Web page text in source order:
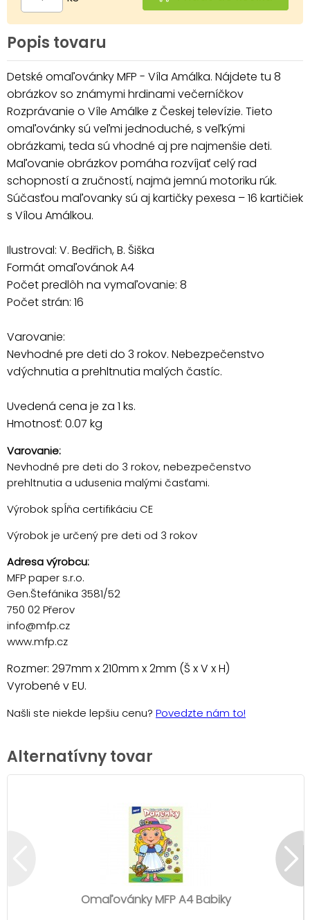
Popis tovaru
Detské omaľovánky MFP - Víla Amálka. Nájdete tu 8
obrázkov so známymi hrdinami večerníčkov
Rozprávanie o Víle Amálke z Českej televízie. Tieto
omaľovánky sú veľmi jednoduché, s veľkými
obrázkami, teda sú vhodné aj pre najmenšie deti.
Maľovanie obrázkov pomáha rozvíjať celý rad
schopností a zručností, najmä jemnú motoriku rúk.
Súčasťou maľovanky sú aj kartičky pexesa – 16 kartičiek
s Vílou Amálkou.
Ilustroval: V. Bedřich, B. Šiška
Formát omaľovánok A4
Počet predlôh na vymaľovanie: 8
Počet strán: 16
Varovanie:
Nevhodné pre deti do 3 rokov. Nebezpečenstvo
vdýchnutia a prehltnutia malých častíc.
Uvedená cena je za 1 ks.
Hmotnosť: 0.07 kg
Varovanie:
Nevhodné pre deti do 3 rokov, nebezpečenstvo
prehltnutia a udusenia malými časťami.
Výrobok spĺňa certifikáciu CE
Výrobok je určený pre deti od 3 rokov
Adresa výrobcu:
MFP paper s.r.o.
Gen.Štefánika 3581/52
750 02 Přerov
info@mfp.cz
www.mfp.cz
Rozmer: 297mm x 210mm x 2mm (Š x V x H)
Vyrobené v EU.
Našli ste niekde lepšiu cenu? Povedzte nám to!
Alternatívny tovar
Omaľovánky MFP A4 Babiky